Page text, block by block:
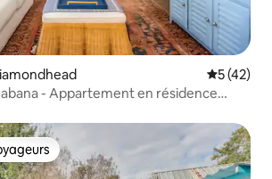
5 (42)
- Appartement en résidence